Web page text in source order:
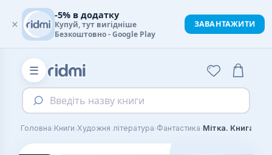
☰
Введіть назву книги
Головна›Книги›Художня література›Фантастика›Мітка. Книга 1
×
-5% в додатку
Купуй, тут вигідніше
Безкоштовно - Google Play
ЗАВАНТАЖИТИ